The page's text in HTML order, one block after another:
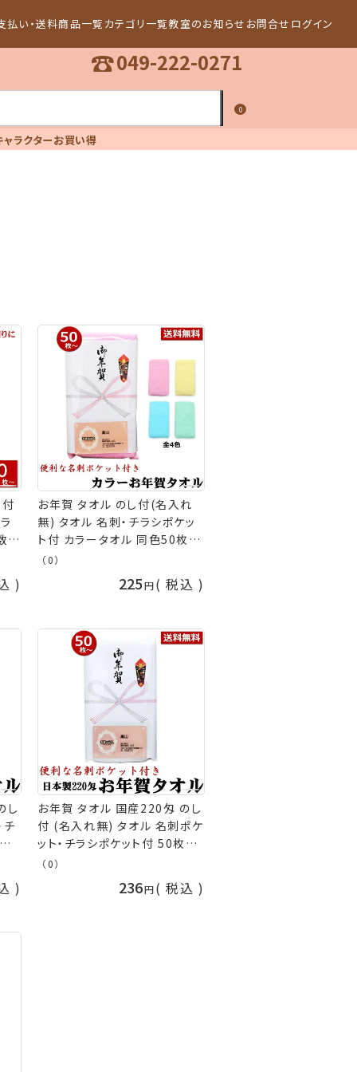
払い・送料商品一覧 カテゴリ一覧教室のお知らせ お問合せ ログイン
☎049-222-0271
0
ャラクターお買い得
注
お年賀 タオル のし付(名入れ
無) タオル 名刺・チラシポケッ
ト付 カラータオル 同色50枚以
上(端数注文OK) お年賀タオル
年始 粗品 販促 御礼 熨斗付き
タオル 粗品タオル nrm 手芸
（0）
225 税込
し
)
お年賀 タオル 国産220匁 のし
付 (名入れ無) タオル 名刺ポケ
ット・チラシポケット付 50枚以
上(端数注文OK) お年賀タオル
年始 粗品 販促 御礼 熨斗付き
タオル 粗品タオル 手芸の山久
（0）
236 税込